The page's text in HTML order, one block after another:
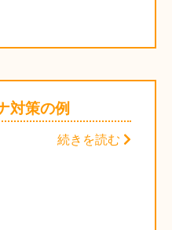
対策の例
続きを読む